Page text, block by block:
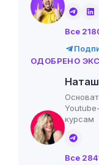
Все
ОДОБРЕНО
курсам
Все